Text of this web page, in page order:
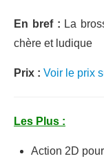
En bref : La
chère et ludique
Prix : Voir le prix
Les Plus :
Action 2D